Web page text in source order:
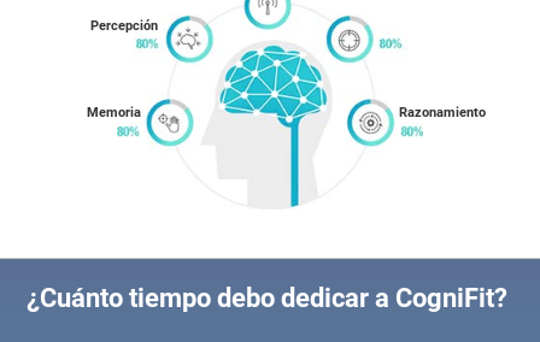
Memoria
Percepción
Razonamiento
¿Cuánto tiempo debo dedicar a CogniFit?